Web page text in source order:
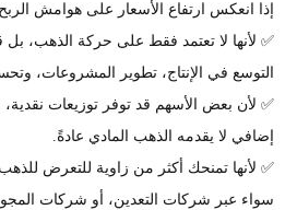
إذا انعكس ارتفاع الأسعار على هوامش
✅ لأنها لا تعتمد فقط على حركة الذهب، بل
التوسع في الإنتاج، تطوير المشروعات،
✅ لأن بعض الأسهم قد توفر توزيعات
إضافي لا يقدمه الذهب المادي عادةً.
✅ لأنها تمنحك أكثر من زاوية للتعرض
سواء عبر شركات التعدين، أو شركات